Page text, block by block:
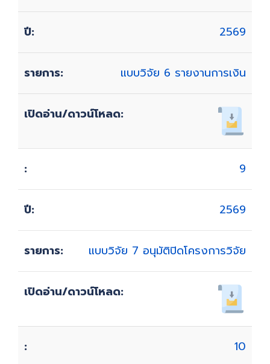
2569
แบบวิจัย 6 รายงานการเงิน
9
2569
แบบวิจัย 7 อนุมัติปิดโครงการวิจัย
10